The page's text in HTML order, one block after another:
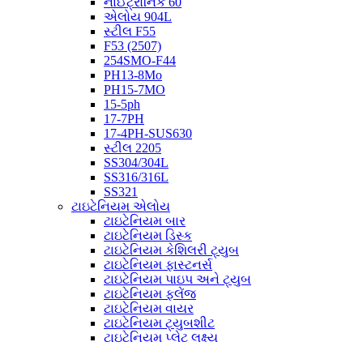
એલોય 904L
સ્ટીલ F55
F53 (2507)
254SMO-F44
PH13-8Mo
PH15-7MO
15-5ph
17-7PH
17-4PH-SUS630
સ્ટીલ 2205
SS304/304L
SS316/316L
SS321
ટાઇટેનિયમ એલોય
ટાઇટેનિયમ બાર
ટાઇટેનિયમ ડિસ્ક
ટાઇટેનિયમ કેશિલરી ટ્યુબ
ટાઇટેનિયમ ફાસ્ટનર્સ
ટાઇટેનિયમ પાઇપ અને ટ્યુબ
ટાઇટેનિયમ ફ્લેંજ
ટાઇટેનિયમ વાયર
ટાઇટેનિયમ ટ્યુબશીટ
ટાઇટેનિયમ પ્લેટ લક્ષ્ય